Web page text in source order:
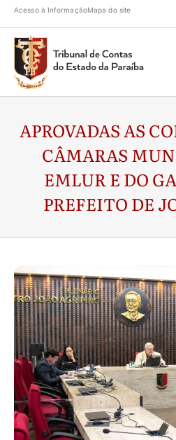
Acesso à InformaçãoMapa do site
APROVADAS AS
CÂMARAS
EMLUR E DO
PREFEITO DE